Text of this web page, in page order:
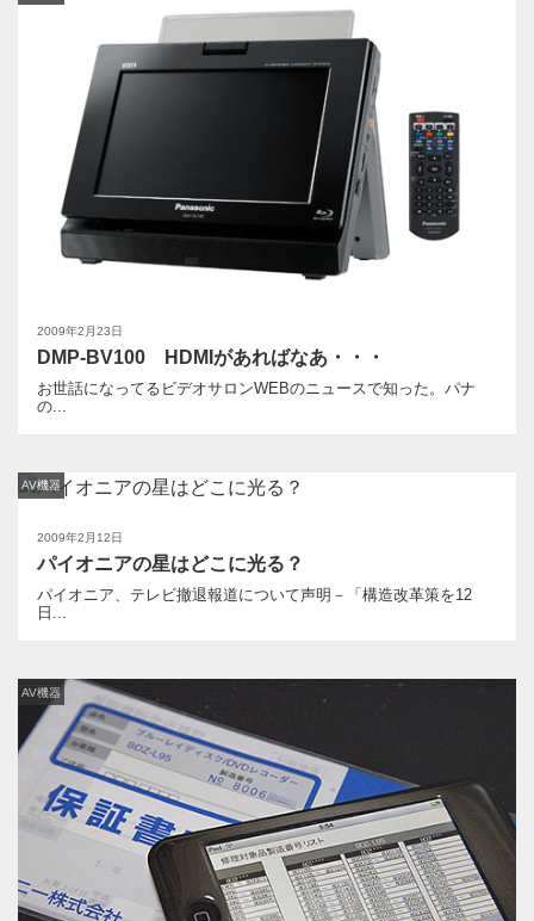
2009年2月23日
DMP-BV100 HDMIがあればなあ・・・
お世話になってるビデオサロンWEBのニュースで知った。パナ
の...
2009年2月12日
AV機器
パイオニアの星はどこに光る？
パイオニア、テレビ撤退報道について声明－「構造改革策を12
日...
AV機器